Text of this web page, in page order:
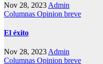
Nov 28, 2023 Admin
Columnas Opinion breve
El éxito
Nov 28, 2023 Admin
Columnas Opinion breve